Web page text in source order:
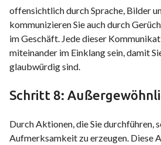
offensichtlich durch Sprache, Bilder
kommunizieren Sie auch durch
im Geschäft. Jede dieser
miteinander im Einklang sein, damit
glaubwürdig sind.
Schritt 8:
Durch Aktionen, die Sie durchführen,
Aufmerksamkeit zu erzeugen. Diese